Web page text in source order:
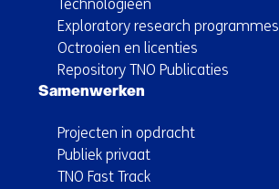
Technologieën
Exploratory research programmes
Octrooien en licenties
Repository TNO Publicaties
Samenwerken
Projecten in opdracht
Publiek privaat
TNO Fast Track